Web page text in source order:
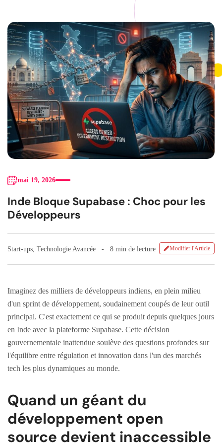
mai 19, 2026
Inde Bloque Supabase : Choc pour les
Développeurs
Start-ups Technologie Avancée 8 min de lecture Modifier l'Article
Imaginez des milliers de développeurs indiens, en plein milieu
d'un sprint de développement, soudainement coupés de leur outil
principal. C'est exactement ce qui se produit depuis quelques jours
en Inde avec la plateforme Supabase. Cette décision
gouvernementale inattendue soulève des questions profondes sur
l'équilibre entre régulation et innovation dans l'un des marchés
tech les plus dynamiques au monde.
Quand un géant du
développement open
source devient inaccessible